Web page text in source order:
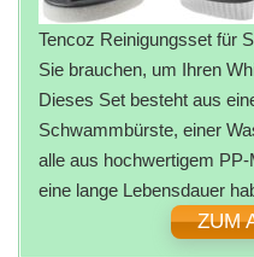
Tencoz Reinigungsset für
Sie brauchen, um Ihren
Dieses Set besteht aus
Schwammbürste, einer
alle aus hochwertigem
eine lange Lebensdauer
ZUM